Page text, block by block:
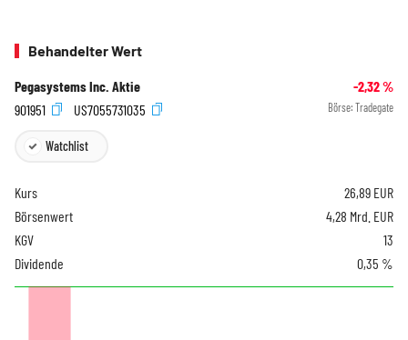
Behandelter Wert
Pegasystems Inc. Aktie -2,32%
901951
US7055731035 Börse: Tradegate
Watchlist
Kurs 26,89 EUR
Börsenwert
4,28 Mrd. EUR
KGV
13
Dividende
0,35 %